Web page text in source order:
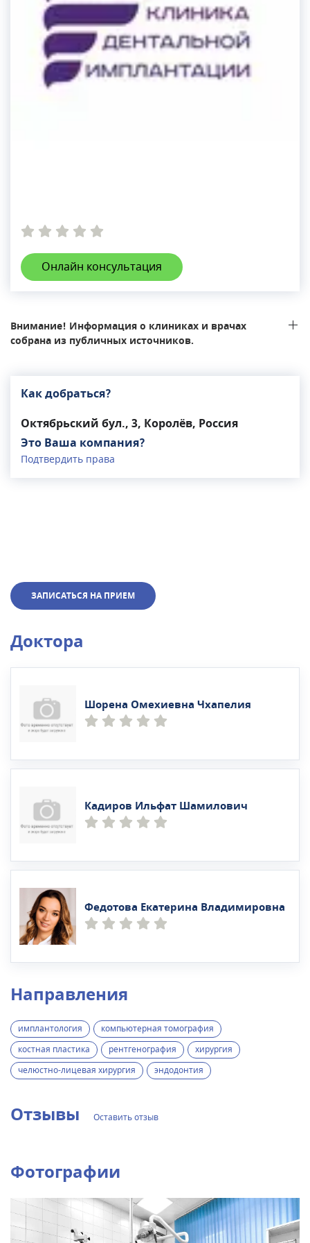
Онлайн консультация
Внимание! Информация о клиниках и врачах
собрана из публичных источников.
Как добраться?
Октябрьский бул., 3, Королёв, Россия
Это Ваша компания?
Подтвердить права
ЗАПИСАТЬСЯ НА ПРИЕМ
Доктора
Шорена Омехиевна Чхапелия
Кадиров Ильфат Шамилович
Федотова Екатерина Владимировна
Направления
имплантология
компьютерная томография
костная пластика
рентгенография
хирургия
челюстно-лицевая хирургия
эндодонтия
Отзывы Оставить отзыв
Фотографии